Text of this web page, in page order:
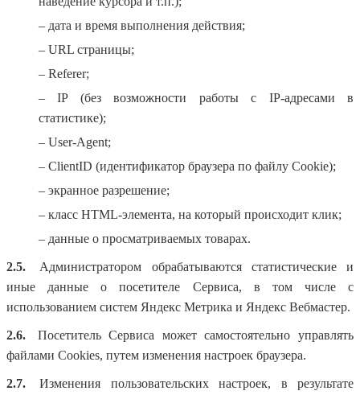
– дата и время выполнения действия;
– URL страницы;
– Referer;
– IP (без возможности работы с IP-адресами в
статистике);
– User-Agent;
– ClientID (идентификатор браузера по файлу Cookie);
– экранное разрешение;
– класс HTML-элемента, на который происходит клик;
– данные о просматриваемых товарах.
2.5.
Администратором обрабатываются статистические и
иные данные о посетителе Сервиса, в том числе с
использованием систем Яндекс Метрика и Яндекс Вебмастер.
2.6.
Посетитель Сервиса может самостоятельно управлять
файлами Cookies, путем изменения настроек браузера.
2.7.
Изменения пользовательских настроек, в результате